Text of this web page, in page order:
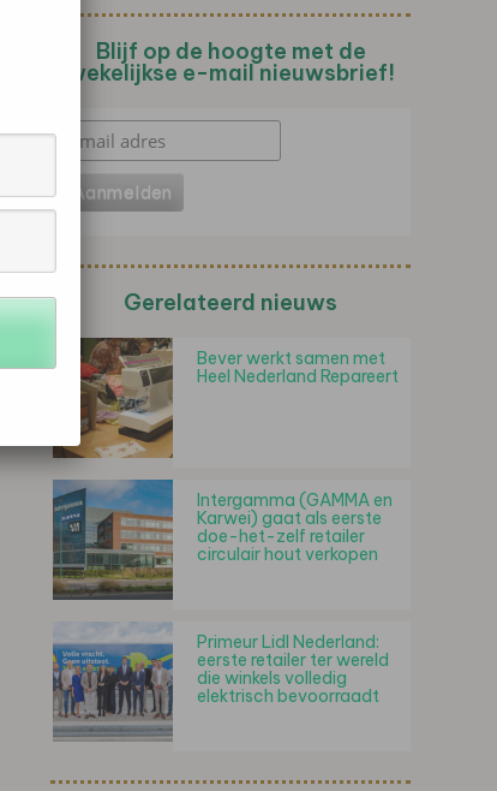
Blijf op de hoogte met de
wekelijkse e-mail nieuwsbrief!
Gerelateerd nieuws
Bever werkt samen met
Heel Nederland Repareert
Intergamma (GAMMA en
Karwei) gaat als eerste
doe-het-zelf retailer
circulair hout verkopen
Primeur Lidl Nederland:
eerste retailer ter wereld
die winkels volledig
elektrisch bevoorraadt